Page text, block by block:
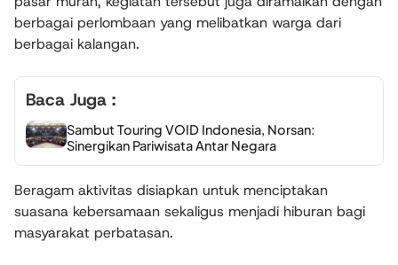
berbagai perlombaan yang melibatkan warga dari
berbagai kalangan.
Baca Juga :
Sambut Touring VOID Indonesia, Norsan:
Sinergikan Pariwisata Antar Negara
Beragam aktivitas disiapkan untuk menciptakan
suasana kebersamaan sekaligus menjadi hiburan bagi
masyarakat perbatasan.